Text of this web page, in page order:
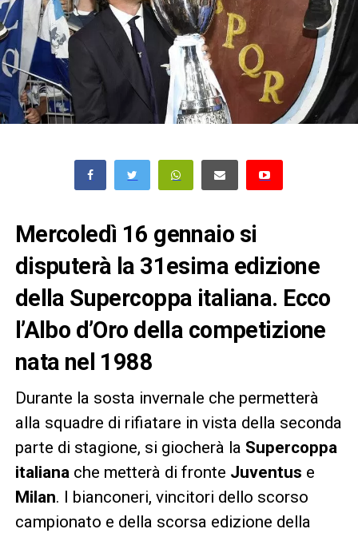
Mercoledì 16 gennaio si
disputerà la 31esima edizione
della Supercoppa italiana. Ecco
l’Albo d’Oro della competizione
nata nel 1988
Durante la sosta invernale che permetterà
alla squadre di rifiatare in vista della seconda
parte di stagione, si giocherà la Supercoppa
italianache metterà di fronte Juventus e
Milan. I bianconeri, vincitori dello scorso
campionato e della scorsa edizione della